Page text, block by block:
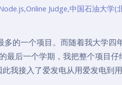
,Online Judge,中国石油大学(
的一个项目。而随着我大学四
最后一个学期，我把整个项目
我接入了爱发电从用爱发电到用